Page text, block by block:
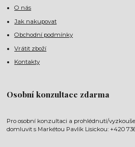
O nás
Jak nakupovat
Obchodní podmínky
Vrátit zboží
Kontakty
Osobní konzultace zdarma
Pro osobní konzultaci a prohlédnutí/
domluvit s Markétou Pavlík Lisickou: +420 736